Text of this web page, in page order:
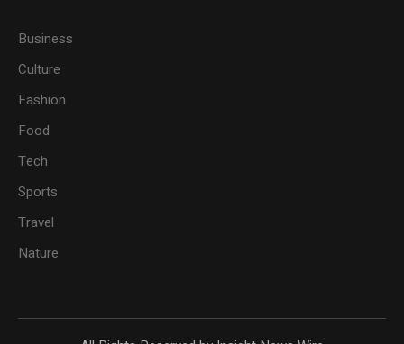
Business
Culture
Fashion
Food
Tech
Sports
Travel
Nature